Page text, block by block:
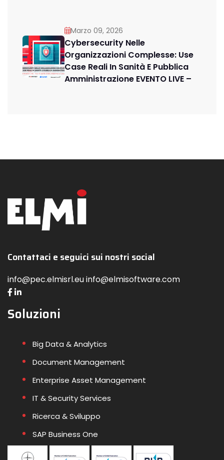
Marzo 09, 2026
Cybersecurity Nelle
Organizzazioni Complesse: Use
Case Reali In Sanità E Pubblica
Amministrazione EVENTO LIVE –
Contattaci e seguici sui nostri social
info@pec.elmisrl.eu info@elmisoftware.com
Soluzioni
Big Data & Analytics
Document Management
Enterprise Asset Management
IT & Security Services
Ricerca & Sviluppo
SAP Business One